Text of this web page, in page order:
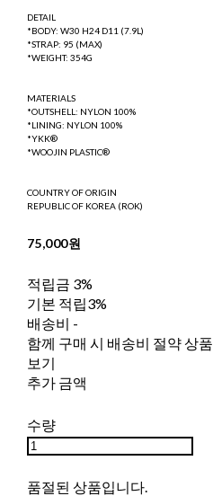
DETAIL
*BODY: W30 H24 D11 (7.9L)
*STRAP: 95 (MAX)
*WEIGHT: 354G
MATERIALS
*OUTSHELL: NYLON 100%
*LINING: NYLON 100%
*YKK®
*WOOJIN PLASTIC®
COUNTRY OF ORIGIN
REPUBLIC OF KOREA (ROK)
75,000원
적립금 3%
기본 적립3%
배송비 -
함께 구매 시 배송비 절약 상품
보기
추가 금액
수량
품절된 상품입니다.